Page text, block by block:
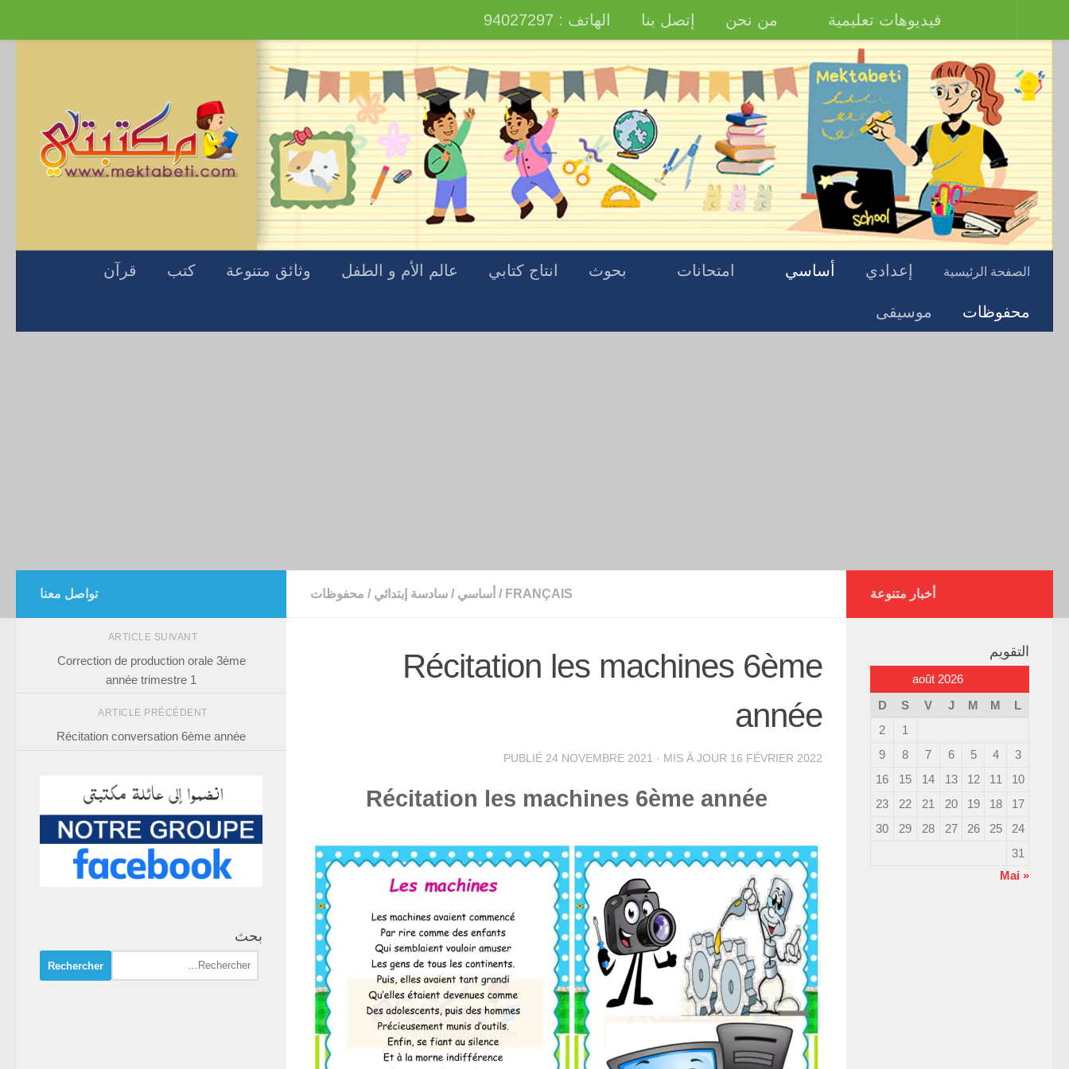
فيديوهات تعليمية من نحن إتصل بنا الهاتف : 94027297
الصفحة الرئيسية إعدادي أساسي امتحانات بحوث انتاج كتابي عالم الأم و الطفل وثائق متنوعة كتب قرآن
محفوظات موسيقى
FRANÇAIS
/ أساسي / سادسة إبتدائي / محفوظات
Récitation les machines 6ème
année
PUBLIÉ 24 NOVEMBRE 2021 · MIS À JOUR 16 FÉVRIER 2022
Récitation les machines 6ème année
تواصل معنا
ARTICLE SUIVANT
Correction de production orale 3ème
année trimestre 1
ARTICLE PRÉCÉDENT
Récitation conversation 6ème année
بحث
Rechercher :
أخبار متنوعة
التقويم
août 2026
L
M
M
J
V
S
D
1
2
3
4
5
6
7
8
9
10
11
12
13
14
15
16
17
18
19
20
21
22
23
24
25
26
27
28
29
30
31
« Mai